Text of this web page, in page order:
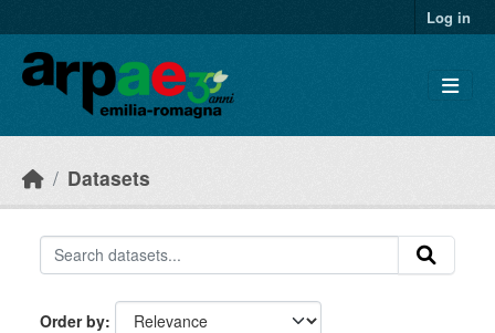
Log in
Datasets
Order by